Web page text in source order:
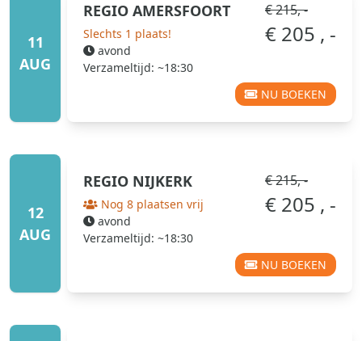
11
AUG
REGIO AMERSFOORT
Slechts 1 plaats!
avond
Verzameltijd: ~18:30
€ 215, -
€ 205 , -
NU BOEKEN
12
AUG
REGIO NIJKERK
Nog 8 plaatsen vrij
avond
Verzameltijd: ~18:30
€ 215, -
€ 205 , -
NU BOEKEN